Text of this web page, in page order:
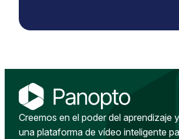
Creemos en el poder del aprendizaje
una plataforma de vídeo inteligente